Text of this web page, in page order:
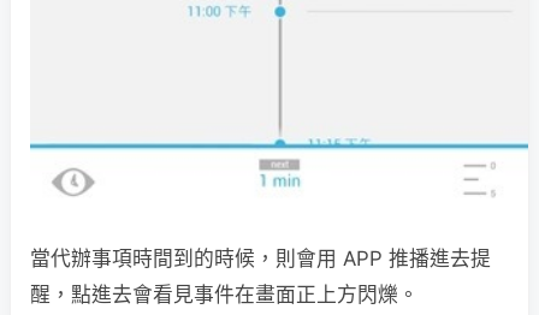
當代辦事項時間到的時候，則會用 APP 推播進去提
醒，點進去會看見事件在畫面正上方閃爍。